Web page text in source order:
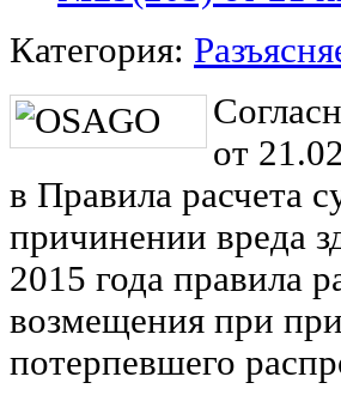
Категория:
от
в Правила расчета
причинении вреда
2015 года правила
возмещения при
потерпевшего